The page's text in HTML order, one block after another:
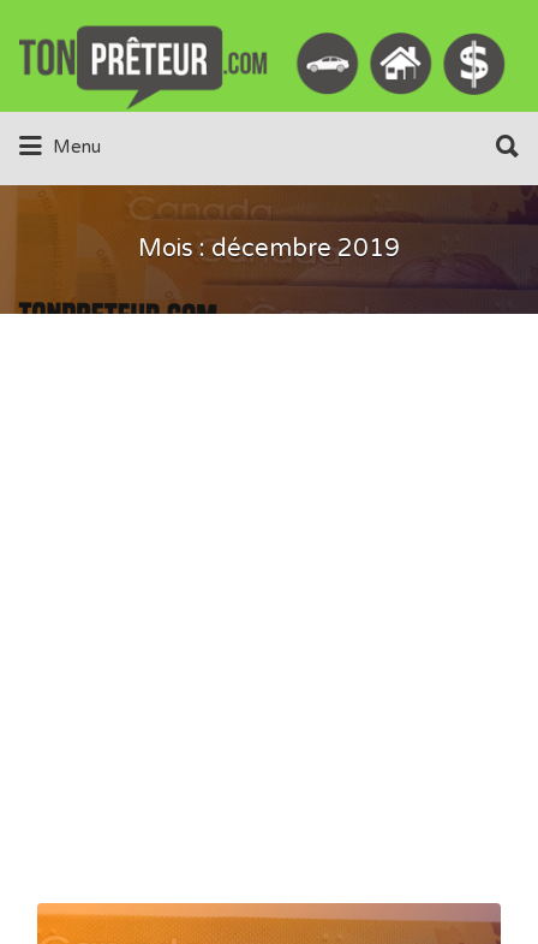
Rechercher:
Menu
Mois :décembre 2019